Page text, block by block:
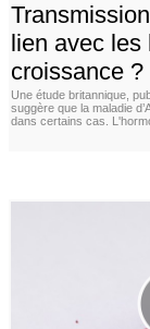
lien avec les
croissance ?
Une étude britannique,
suggère que la maladie
dans certains cas.